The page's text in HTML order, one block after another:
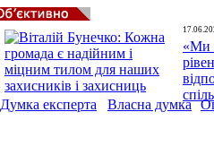
«Ми
Думка експерта Власна думка